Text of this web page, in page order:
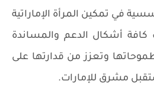
في تمكين المرأة الإماراتية
أشكال الدعم والمساندة
وتعزز من قدارتها على
مشرق للإمارات.